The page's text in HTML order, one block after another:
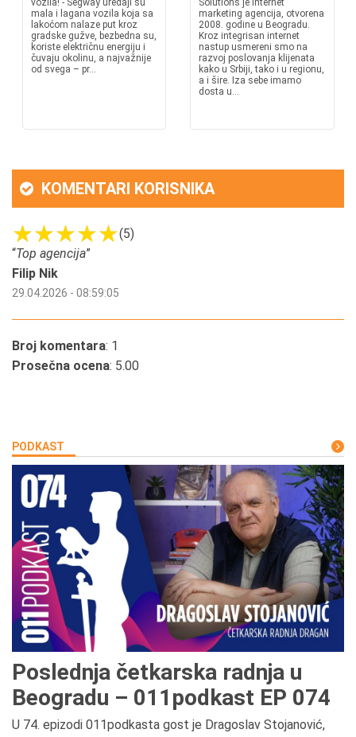
vozila! - Segway uređaji su
mala i lagana vozila koja sa
lakoćom nalaze put kroz
gradske gužve, bezbedna su,
koriste električnu energiju i
čuvaju okolinu, a najvažnije
od svega – pr...
Solutions je internet
marketing agencija, otvorena
2008. godine u Beogradu.
Kroz integrisan internet
nastup usmereni smo na
razvoj poslovanja klijenata
kako u Srbiji, tako i u regionu,
a i šire. Iza sebe imamo
dosta u...
KOMENTARI KORISNIKA
(5)
“Top agencija”
Filip Nik
29.04.2026 - 08:59:05
Broj komentara: 1
Prosečna ocena: 5.00
PODKAST
Poslednja četkarska radnja u
Beogradu – 011podkast EP 074
U 74. epizodi 011podkasta gost je Dragoslav Stojanović,